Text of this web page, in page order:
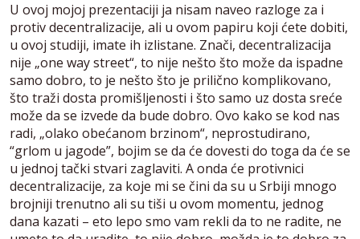
U ovoj mojoj prezentaciji ja nisam naveo razloge za i
protiv decentralizacije, ali u ovom papiru koji ćete dobiti,
u ovoj studiji, imate ih izlistane. Znači, decentralizacija
nije „one way street“, to nije nešto što može da ispadne
samo dobro, to je nešto što je prilično komplikovano,
što traži dosta promišljenosti i što samo uz dosta sreće
može da se izvede da bude dobro. Ovo kako se kod nas
radi, „olako obećanom brzinom“, neprostudirano,
“grlom u jagode”, bojim se da će dovesti do toga da će se
u jednoj tački stvari zaglaviti. A onda će protivnici
decentralizacije, za koje mi se čini da su u Srbiji mnogo
brojniji trenutno ali su tiši u ovom momentu, jednog
dana kazati – eto lepo smo vam rekli da to ne radite, ne